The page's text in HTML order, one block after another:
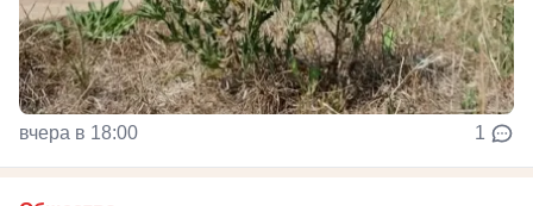
вчера в 18:00 1